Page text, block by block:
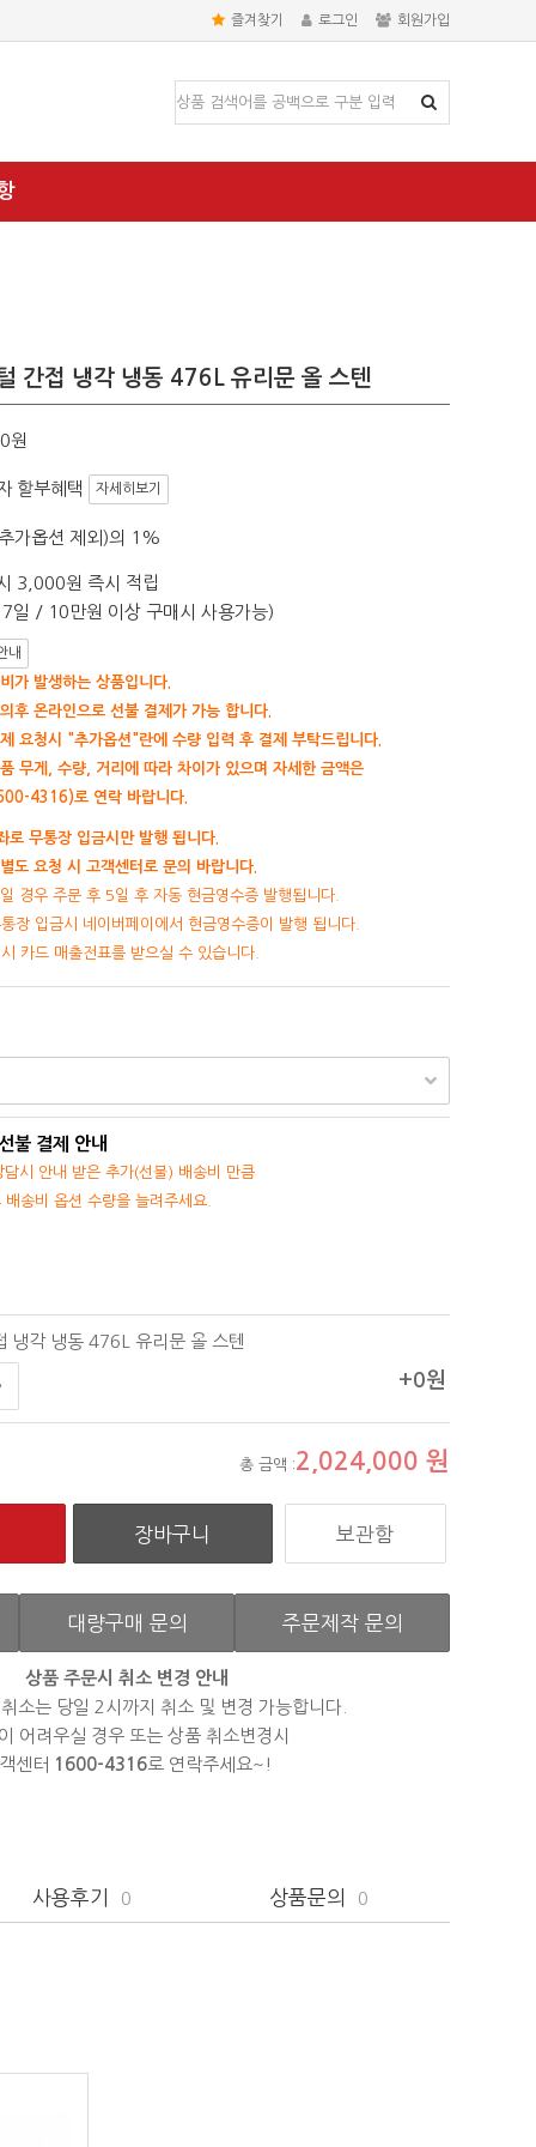
즐겨찾기 로그인 회원가입
간접 냉각 냉동 476L 유리문 올 스텐
원
할부혜택 자세히보기
가옵션 제외)의 1%
3,000원 즉시 적립
일 / 10만원 이상 구매시 사용가능)
내
가 발생하는 상품입니다.
후 온라인으로 선불 결제가 가능 합니다.
요청시 "추가옵션"란에 수량 입력 후 결제 부탁드립니다.
무게, 수량, 거리에 따라 차이가 있으며 자세한 금액은
4316)로 연락 바랍니다.
로 무통장 입금시만 발행 됩니다.
도 요청 시 고객센터로 문의 바랍니다.
경우 주문 후 5일 후 자동 현금영수증 발행됩니다.
장 입금시 네이버페이에서 현금영수증이 발행 됩니다.
카드 매출전표를 받으실 수 있습니다.
불 결제 안내
시 안내 받은 추가(선불) 배송비 만큼
송비 옵션 수량을 늘려주세요.
냉각 냉동 476L 유리문 올 스텐
+0원
총 금액 :2,024,000 원
보관함
대량구매 문의 주문제작 문의
상품 주문시 취소 변경 안내
소는 당일 2시까지 취소 및 변경 가능합니다.
어려우실 경우 또는 상품 취소변경시
센터 1600-4316로 연락주세요~!
사용후기 0 상품문의 0